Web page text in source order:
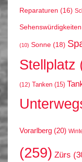
Reparaturen (16)
Sehenswürdigkeiten
(10) Sonne (18)
Stellplatz
(12) Tanken (15)
Vorarlberg (20)
(259) Zürs